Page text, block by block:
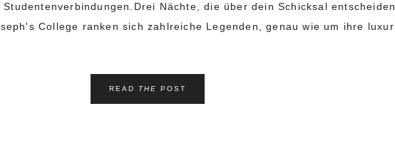
Nächte, die über dein Schicksal
College ranken sich zahlreiche Legenden, genau wie um ihre
READ THE POST